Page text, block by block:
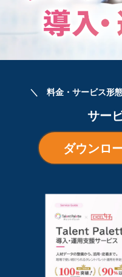
＼ 料金・サービス形
サー
ダウンロ